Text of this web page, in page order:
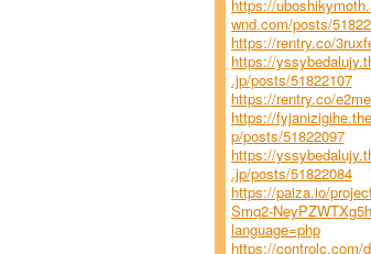
https://
wnd.com/posts/
https://rentry.co/
https://
.jp/posts/51822107
https://rentry.co/
https://
p/posts/51822097
https://
.jp/posts/51822084
https://paiza.io/
Smq2-
language=php
https://controlc.com/